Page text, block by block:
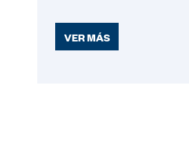
VER MÁS